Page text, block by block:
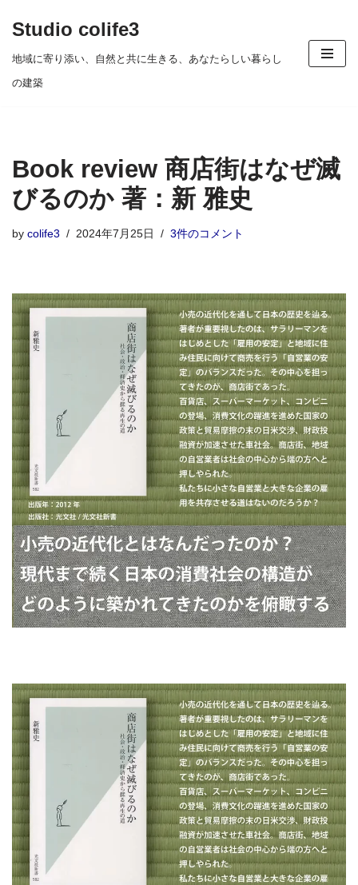
へ
ス
キ
ッ
Studio colife3
地域に寄り添い、自然と共に生きる、あなたらしい暮らし
の建築
Book review 商店街はなぜ滅
びるのか 著：新 雅史
by colife3 2024年7月25日 3件のコメント